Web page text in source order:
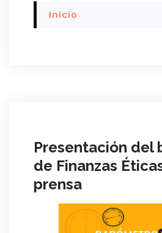
Inicio
Presentación del
de Finanzas
prensa